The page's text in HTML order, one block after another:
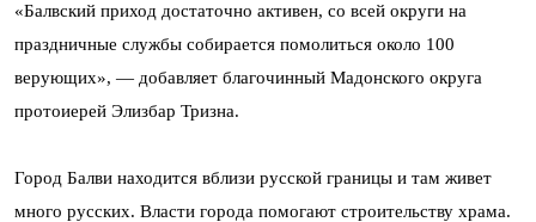
«Балвский приход достаточно активен, со всей округи на
праздничные службы собирается помолиться около 100
верующих», — добавляет благочинный Мадонского округа
протоиерей Элизбар Тризна.
Город Балви находится вблизи русской границы и там живет
много русских. Власти города помогают строительству храма.